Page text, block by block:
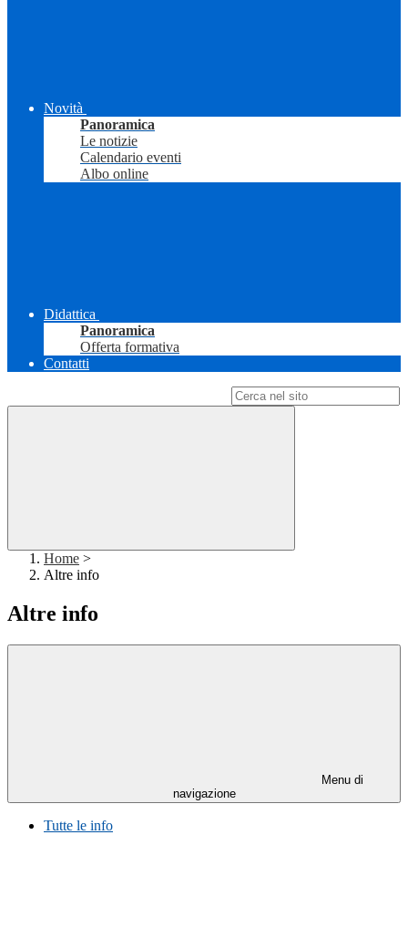
Novità
Panoramica
Le notizie
Calendario eventi
Albo online
Didattica
Panoramica
Offerta formativa
Contatti
Home >
Altre info
Altre info
Menu di
navigazione
Tutte le info